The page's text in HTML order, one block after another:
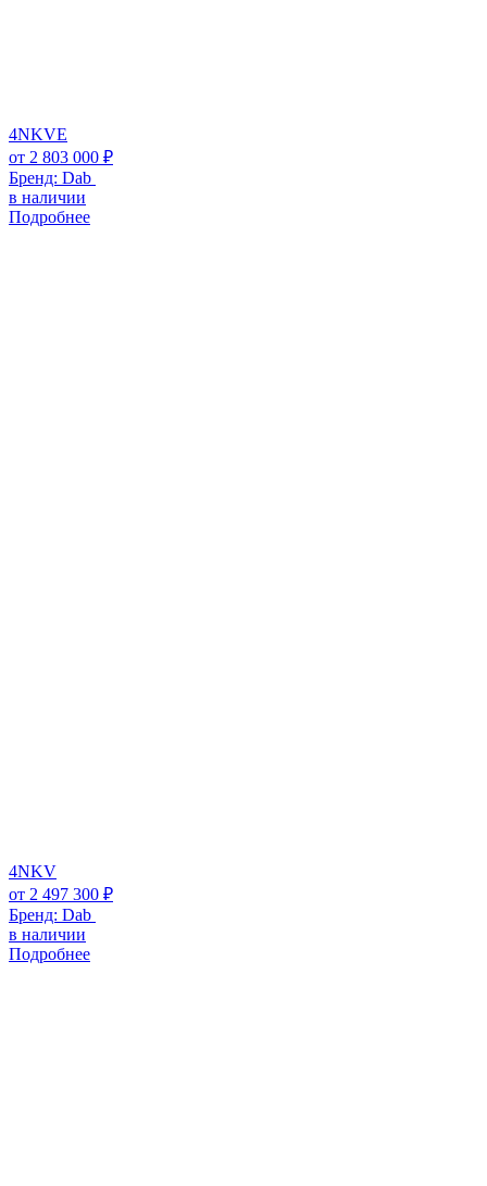
4NKVE
от 2 803 000 ₽
Бренд: Dab
в наличии
Подробнее
4NKV
от 2 497 300 ₽
Бренд: Dab
в наличии
Подробнее